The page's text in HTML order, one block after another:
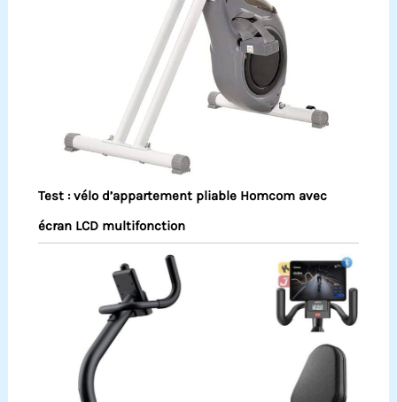
Test : vélo d’appartement pliable Homcom avec
écran LCD multifonction